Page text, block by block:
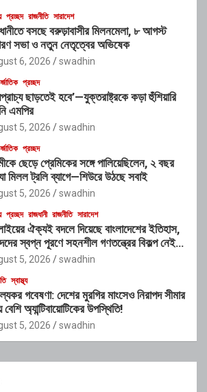
প্রচ্ছদ রাজনীতি সারাদেশ
বসছে বরুড়াবাসীর মিলনমেলা, ৮ আগস্ট
সভা ও নতুন নেতৃত্বের অভিষেক
6, 2026 swadhin
প্রচ্ছদ
ছাড়তেই হবে’—যুক্তরাষ্ট্রকে কড়া হুঁশিয়ারি
এমপির
5, 2026 swadhin
প্রচ্ছদ
ছেড়ে প্রেমিকের সঙ্গে পালিয়েছিলেন, ২ বছর
মিলল ট্রলি ব্যাগে—শিউরে উঠছে সবাই
5, 2026 swadhin
প্রচ্ছদ রাজধানী রাজনীতি সারাদেশ
ঐক্যই বদলে দিয়েছে বাংলাদেশের ইতিহাস,
স্বপ্ন পূরণে সহনশীল গণতন্ত্রের বিকল্প নেই” :
খাঁন5, 2026 swadhin
স্বাস্থ্য
গবেষণা: দেশের মুরগির মাংসেও নিরাপদ সীমার
বেশি অ্যান্টিবায়োটিকের উপস্থিতি!
5, 2026 swadhin